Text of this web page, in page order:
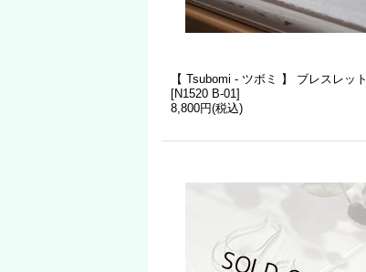
【 Tsubomi - ツボミ 】 ブレスレット
[N1520 B-01]
8,800円(税込)